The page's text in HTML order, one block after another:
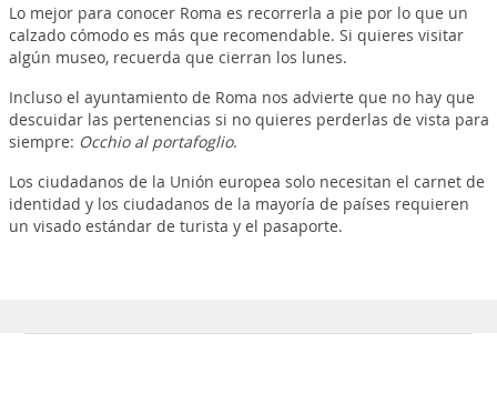
Lo mejor para conocer Roma es recorrerla a pie por lo que un
calzado cómodo es más que recomendable. Si quieres visitar
algún museo, recuerda que cierran los lunes.
Incluso el ayuntamiento de Roma nos advierte que no hay que
descuidar las pertenencias si no quieres perderlas de vista para
siempre: Occhio al portafoglio.
Los ciudadanos de la Unión europea solo necesitan el carnet de
identidad y los ciudadanos de la mayoría de países requieren
un visado estándar de turista y el pasaporte.